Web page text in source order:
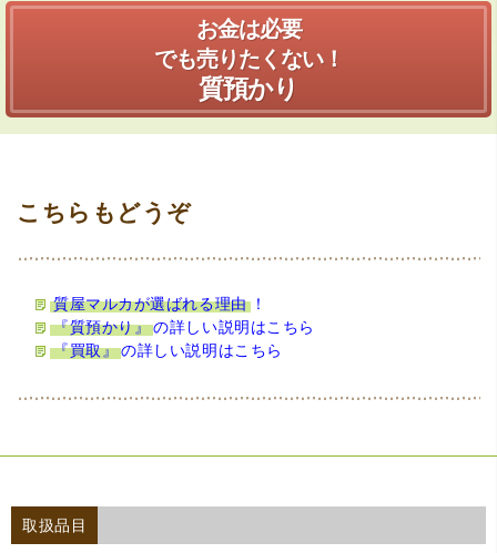
お金は必要
でも売りたくない！
質預かり
質屋マルカが選ばれる理由！
『質預かり』の詳しい説明はこちら
『買取』の詳しい説明はこちら
取扱品目